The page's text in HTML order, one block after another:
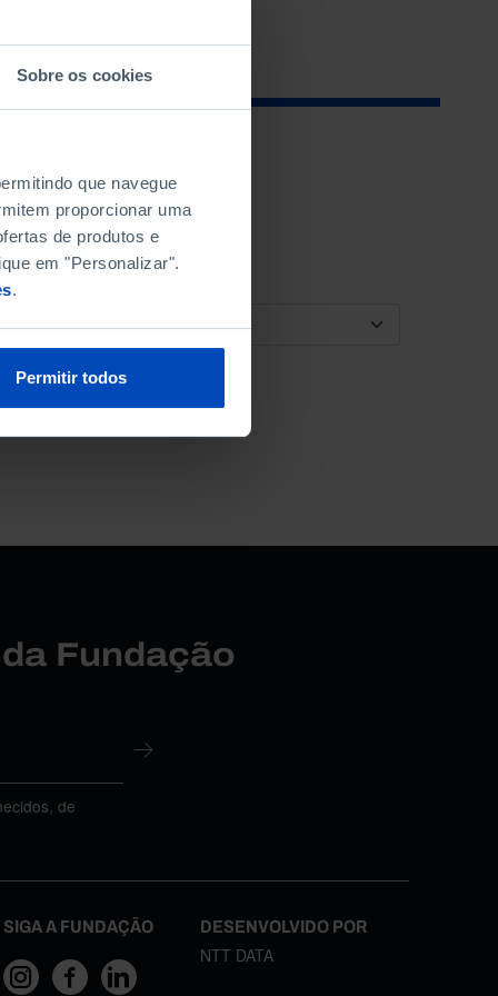
Sobre os cookies
que navegue
proporcionar uma
de produtos e
em "Personalizar".
.
Permitir todos
ORDENAR POR
Fundação
de
SIGA A FUNDAÇÃO DESENVOLVIDO POR
NTT DATA